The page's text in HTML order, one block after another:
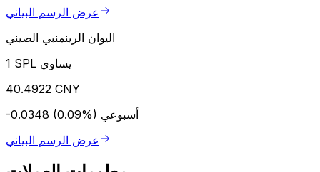
عرض الرسم البياني
اليوان الرينمنبي الصيني
1 SPL يساوي
40.4922 CNY
-0.0348 (0.09%) أسبوعي
عرض الرسم البياني